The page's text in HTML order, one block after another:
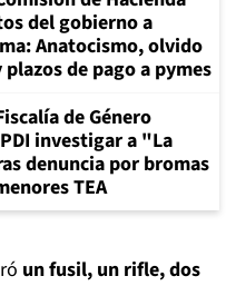
del gobierno a
Anatocismo, olvido
de pago a pymes
de Género
investigar a "La
denuncia por bromas
TEA
un fusil, un rifle, dos